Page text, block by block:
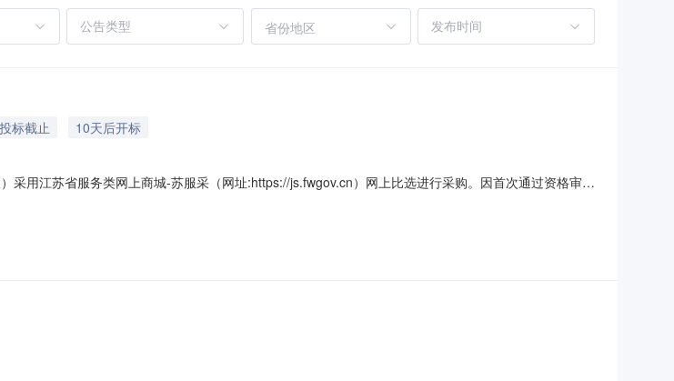
省份地区
标截止
10天后开标
采用江苏省服务类网上商城-苏服采（网址:https://js.fwgov.cn）网上比选进行采购。因首次通过资格审核
化市人民医院1号楼信息部（五）比选方式：公开比选（六）评审方法：综合评分